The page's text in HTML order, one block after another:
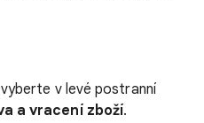
v levé postranní
a vracení zboží.